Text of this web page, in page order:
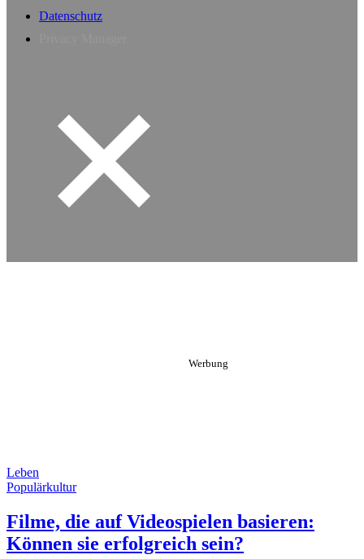
Datenschutz
Leben
Populärkultur
Filme, die auf Videospielen basieren:
Können sie erfolgreich sein?